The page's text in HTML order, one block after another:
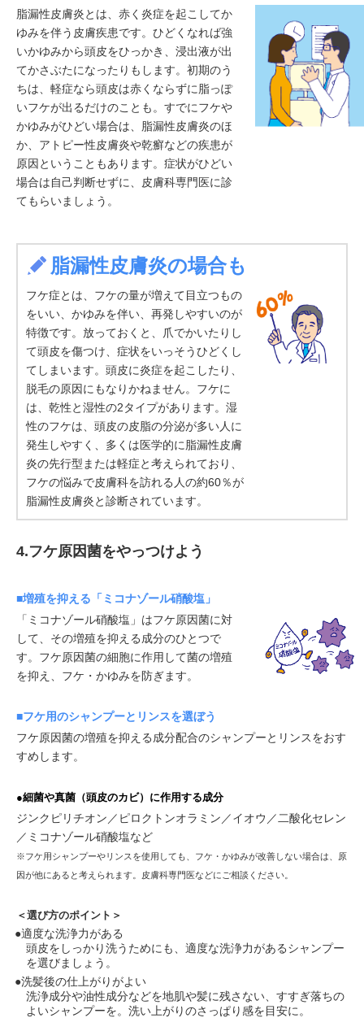
脂漏性皮膚炎とは、赤く炎症を起こしてか
ゆみを伴う皮膚疾患です。ひどくなれば強
いかゆみから頭皮をひっかき、浸出液が出
てかさぶたになったりもします。初期のう
ちは、軽症なら頭皮は赤くならずに脂っぽ
いフケが出るだけのことも。すでにフケや
かゆみがひどい場合は、脂漏性皮膚炎のほ
か、アトピー性皮膚炎や乾癬などの疾患が
原因ということもあります。症状がひどい
場合は自己判断せずに、皮膚科専門医に診
てもらいましょう。
脂漏性皮膚炎の場合も
フケ症とは、フケの量が増えて目立つもの
をいい、かゆみを伴い、再発しやすいのが
特徴です。放っておくと、爪でかいたりし
て頭皮を傷つけ、症状をいっそうひどくし
てしまいます。頭皮に炎症を起こしたり、
脱毛の原因にもなりかねません。フケに
は、乾性と湿性の2タイプがあります。湿
性のフケは、頭皮の皮脂の分泌が多い人に
発生しやすく、多くは医学的に脂漏性皮膚
炎の先行型または軽症と考えられており、
フケの悩みで皮膚科を訪れる人の約60％が
脂漏性皮膚炎と診断されています。
4.フケ原因菌をやっつけよう
■増殖を抑える「ミコナゾール硝酸塩」
「ミコナゾール硝酸塩」はフケ原因菌に対
して、その増殖を抑える成分のひとつで
す。フケ原因菌の細胞に作用して菌の増殖
を抑え、フケ・かゆみを防ぎます。
■フケ用のシャンプーとリンスを選ぼう
フケ原因菌の増殖を抑える成分配合のシャンプーとリンスをおす
すめします。
●細菌や真菌（頭皮のカビ）に作用する成分
ジンクピリチオン／ピロクトンオラミン／イオウ／二酸化セレン
／ミコナゾール硝酸塩など
※フケ用シャンプーやリンスを使用しても、フケ・かゆみが改善しない場合は、原
因が他にあると考えられます。皮膚科専門医などにご相談ください。
＜選び方のポイント＞
●適度な洗浄力がある
頭皮をしっかり洗うためにも、適度な洗浄力があるシャンプー
を選びましょう。
●洗髪後の仕上がりがよい
洗浄成分や油性成分などを地肌や髪に残さない、すすぎ落ちの
よいシャンプーを。洗い上がりのさっぱり感を目安に。